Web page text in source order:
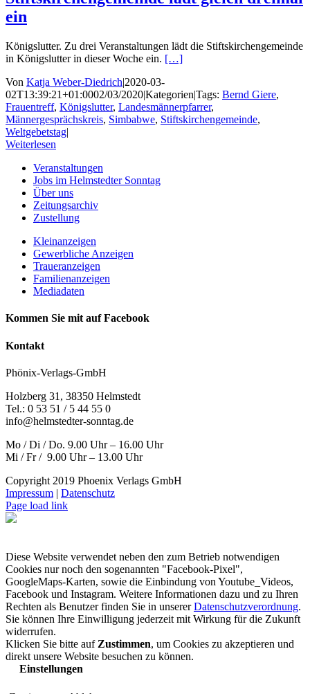
ein
Königslutter. Zu drei Veranstaltungen lädt die Stiftskirchengemeinde
in Königslutter in dieser Woche ein. […]
Von Katja Weber-Diedrich|2020-03-
02T13:39:21+01:0002/03/2020|Kategorien|Tags: Bernd Giere,
Frauentreff, Königslutter, Landesmännerpfarrer,
Männergesprächskreis, Simbabwe, Stiftskirchengemeinde,
Weltgebetstag|
Weiterlesen
Veranstaltungen
Jobs im Helmstedter Sonntag
Über uns
Zeitungsarchiv
Zustellung
Kleinanzeigen
Gewerbliche Anzeigen
Traueranzeigen
Familienanzeigen
Mediadaten
Kommen Sie mit auf Facebook
Kontakt
Phönix-Verlags-GmbH
Holzberg 31, 38350 Helmstedt
Tel.: 0 53 51 / 5 44 55 0
info@helmstedter-sonntag.de
Mo / Di / Do. 9.00 Uhr – 16.00 Uhr
Mi / Fr / 9.00 Uhr – 13.00 Uhr
Copyright 2019 Phoenix Verlags GmbH
Impressum | Datenschutz
Page load link
Diese Website verwendet neben den zum Betrieb notwendigen
Cookies nur noch den sogenannten "Facebook-Pixel",
GoogleMaps-Karten, sowie die Einbindung von Youtube_Videos,
Facebook und Instagram. Weitere Informationen dazu und zu Ihren
Rechten als Benutzer finden Sie in unsererDatenschutzverordnung.
Sie können Ihre Einwilligung jederzeit mit Wirkung für die Zukunft
widerrufen.
Klicken Sie bitte auf Zustimmen, um Cookies zu akzeptieren und
direkt unsere Website besuchen zu können.
Einstellungen